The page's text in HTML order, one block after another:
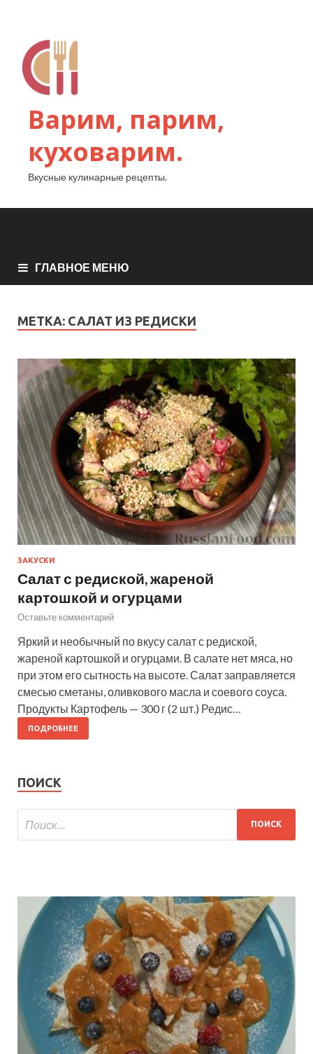
Варим, парим,
куховарим.
Вкусные кулинарные рецепты.
ГЛАВНОЕ МЕНЮ
МЕТКА: САЛАТ ИЗ РЕДИСКИ
ЗАКУСКИ
Салат с редиской, жареной
картошкой и огурцами
Оставьте комментарий
Яркий и необычный по вкусу салат с редиской,
жареной картошкой и огурцами. В салате нет мяса, но
при этом его сытность на высоте. Салат заправляется
смесью сметаны, оливкового масла и соевого соуса.
Продукты Картофель — 300 г (2 шт.) Редис…
ПОДРОБНЕЕ
ПОИСК